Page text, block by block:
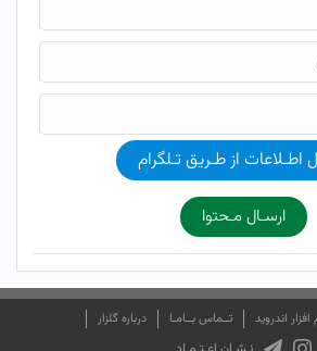
اطـلاعات از طـریق تـلگرام
ارسـال مـحتوا
افزار اندروید تــماس بــامـا درباره گلزار